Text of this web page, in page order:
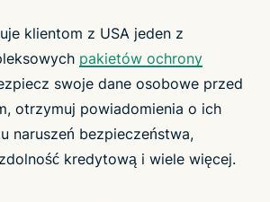
klientom z USA jeden z
pakietów ochrony
swoje dane osobowe przed
otrzymuj powiadomienia o ich
naruszeń bezpieczeństwa,
kredytową i wiele więcej.